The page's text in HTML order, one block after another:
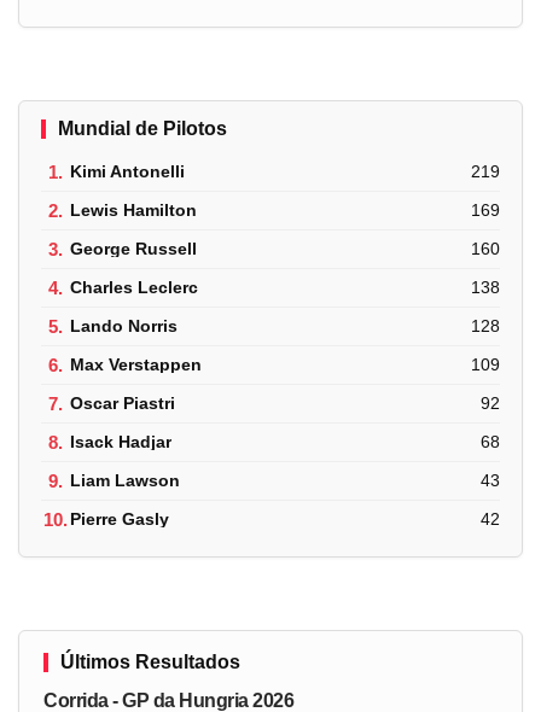
Mundial de Pilotos
1. Kimi Antonelli 219
2. Lewis Hamilton 169
3. George Russell 160
4. Charles Leclerc 138
5. Lando Norris 128
6. Max Verstappen 109
7. Oscar Piastri 92
8. Isack Hadjar 68
9. Liam Lawson 43
10.Pierre Gasly 42
Últimos Resultados
Corrida - GP da Hungria 2026